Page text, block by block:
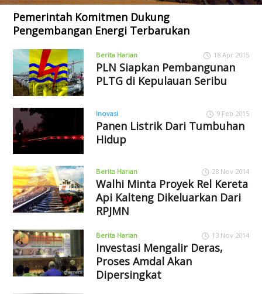
Pemerintah Komitmen Dukung
Pengembangan Energi Terbarukan
Berita Harian 18 Apr 2015
PLN Siapkan Pembangunan
PLTG di Kepulauan Seribu
Inovasi 9 Feb 2015
Panen Listrik Dari Tumbuhan
Hidup
Berita Harian 28 Nov 2014
Walhi Minta Proyek Rel Kereta
Api Kalteng Dikeluarkan Dari
RPJMN
Berita Harian 13 Nov 2014
Investasi Mengalir Deras,
Proses Amdal Akan
Dipersingkat